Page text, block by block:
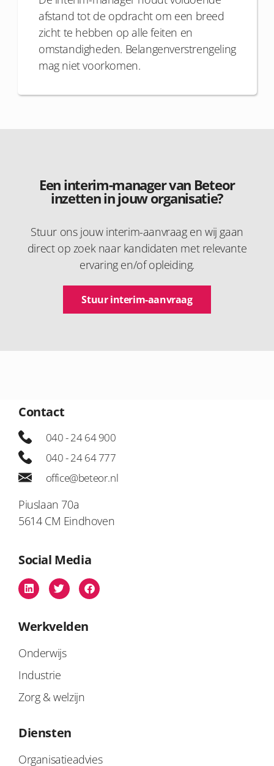
afstand tot de opdracht om een breed
zicht te hebben op alle feiten en
omstandigheden. Belangenverstrengeling
mag niet voorkomen.
Een interim-manager van Beteor
inzetten in jouw organisatie?
Stuur ons jouw interim-aanvraag en wij gaan
direct op zoek naar kandidaten met relevante
ervaring en/of opleiding.
Stuur interim-aanvraag
Contact
040 - 24 64 900
040 - 24 64 777
office@beteor.nl
Piuslaan 70a
5614 CM Eindhoven
Social Media
Werkvelden
Onderwijs
Industrie
Zorg & welzijn
Diensten
Organisatieadvies